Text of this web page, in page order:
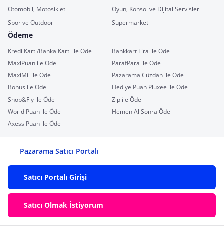
Otomobil, Motosiklet
Oyun, Konsol ve Dijital Servisler
Spor ve Outdoor
Süpermarket
Ödeme
Kredi Kartı/Banka Kartı ile Öde
Bankkart Lira ile Öde
MaxiPuan ile Öde
ParafPara ile Öde
MaxiMil ile Öde
Pazarama Cüzdan ile Öde
Bonus ile Öde
Hediye Puan Pluxee ile Öde
Shop&Fly ile Öde
Zip ile Öde
World Puan ile Öde
Hemen Al Sonra Öde
Axess Puan ile Öde
Pazarama Satıcı Portalı
Satıcı Portalı Girişi
Satıcı Olmak İstiyorum